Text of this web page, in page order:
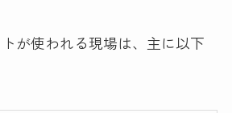
が使われる現場は、主に以下